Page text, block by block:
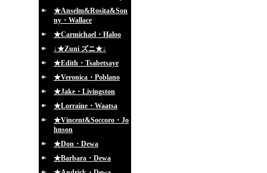
★Anselm&Rosita&Son
ny・Wallace
★Carmichael・Haloo
↓★Zuni ズニ★↓
★Edith・Tsabetsaye
★Veronica・Poblano
★Jake・Livingston
★Lorraine・Waatsa
★Vincent&Soccoro・Jo
hnson
★Don・Dewa
★Barbara・Dewa